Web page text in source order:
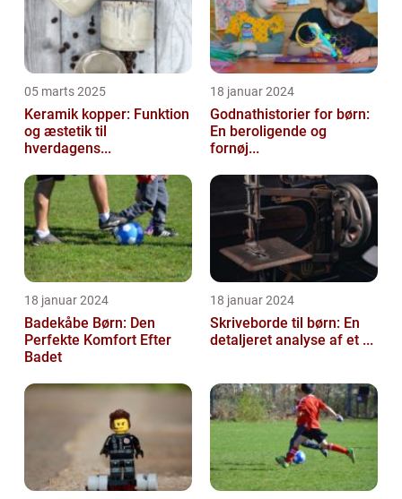
05 marts 2025
Keramik kopper: Funktion
og æstetik til
hverdagens...
18 januar 2024
Godnathistorier for børn:
En beroligende og
fornøj...
18 januar 2024
Badekåbe Børn: Den
Perfekte Komfort Efter
Badet
18 januar 2024
Skriveborde til børn: En
detaljeret analyse af et ...